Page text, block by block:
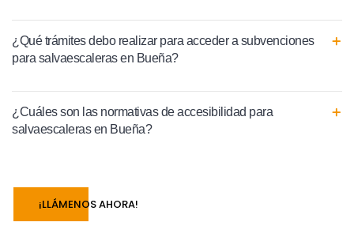
¿Qué trámites debo realizar para acceder a subvenciones
para salvaescaleras en Bueña?
¿Cuáles son las normativas de accesibilidad para
salvaescaleras en Bueña?
¡LLÁMENOS AHORA!